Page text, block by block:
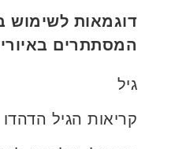
דוגמאות לשימוש
המסתתרים
גיל
קריאות הגיל